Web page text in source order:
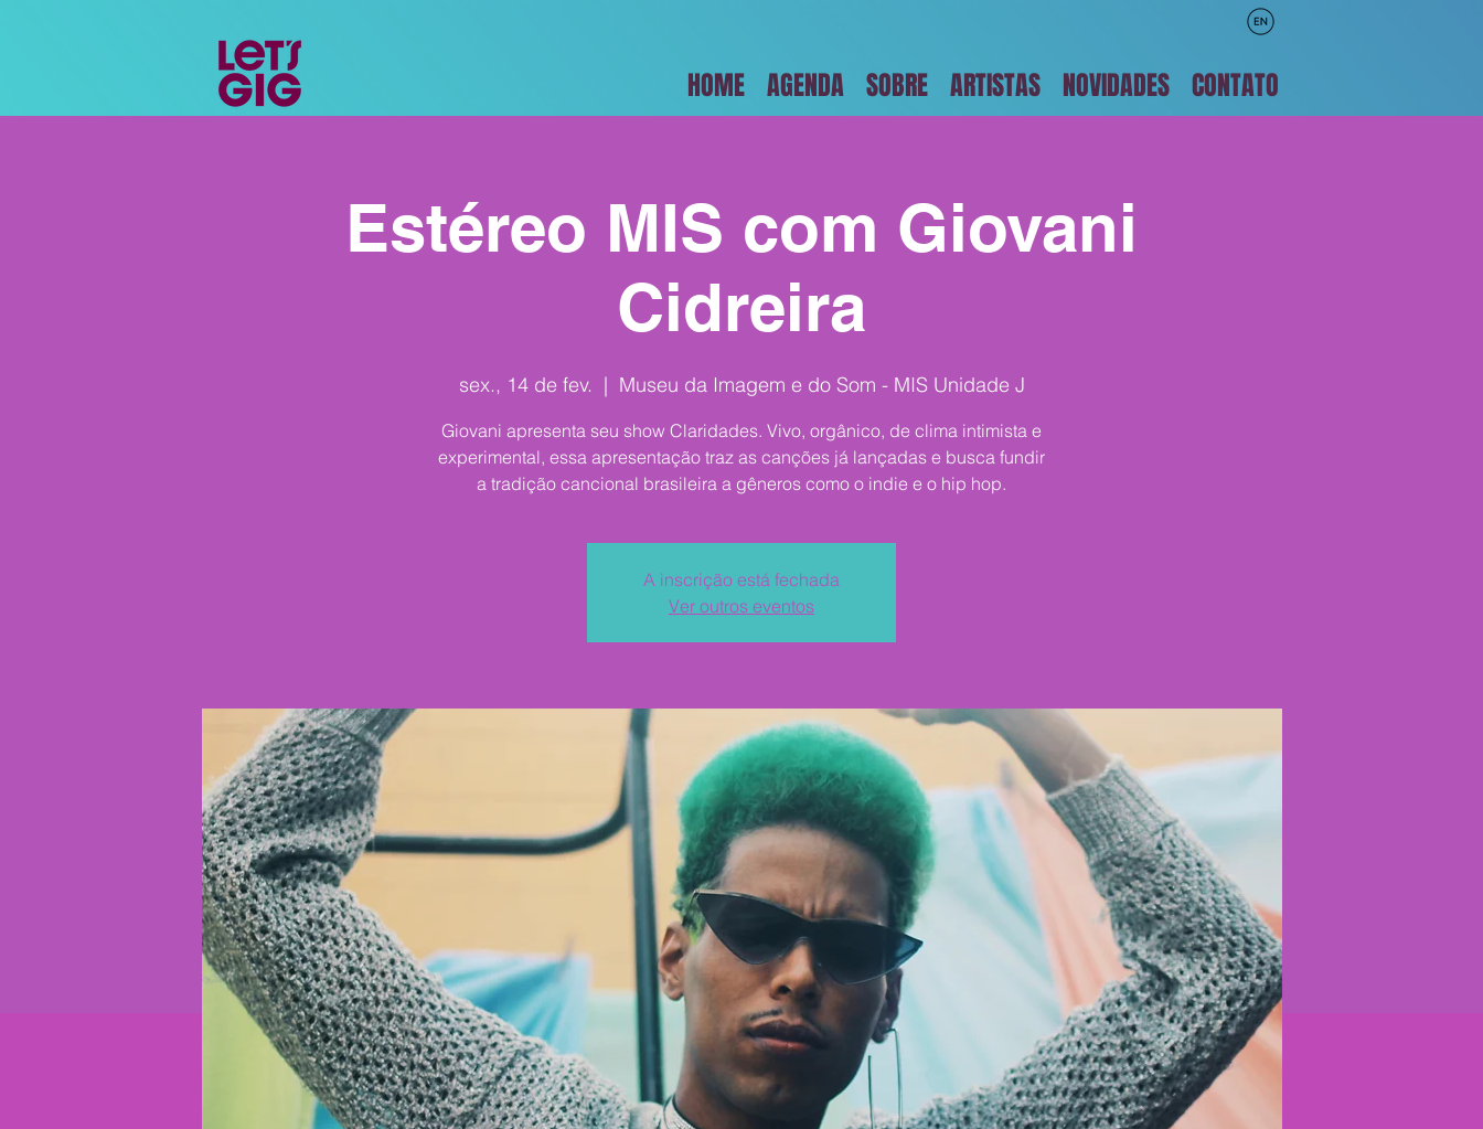
HOME AGENDA SOBRE ARTISTAS NOVIDADES CONTATO
Estéreo MIS com Giovani
Cidreira
sex., 14 de fev.
  |
Museu da Imagem e do Som - MIS Unidade J
Giovani apresenta seu show Claridades. Vivo, orgânico, de clima intimista e
experimental, essa apresentação traz as canções já lançadas e busca fundir
a tradição cancional brasileira a gêneros como o indie e o hip hop.
A inscrição está fechada
Ver outros eventos